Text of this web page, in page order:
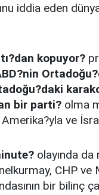
iddia eden
kopuyor?
bir parti? olma
Amerika?yla ve
olayında
CHP
bir bilinç